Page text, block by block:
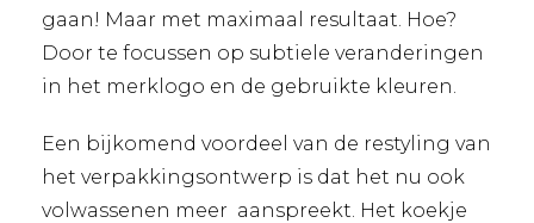
gaan! Maar met maximaal resultaat. Hoe?
Door te focussen op subtiele veranderingen
in het merklogo en de gebruikte kleuren.
Een bijkomend voordeel van de restyling van
het verpakkingsontwerp is dat het nu ook
volwassenen meer aanspreekt. Het koekje